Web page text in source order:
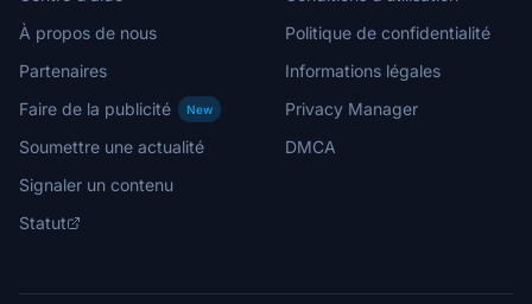
À propos de nous
Partenaires
Faire de la publicité
New
Soumettre une actualité
Signaler un contenu
Statut
Politique de confidentialité
Informations légales
Privacy Manager
DMCA